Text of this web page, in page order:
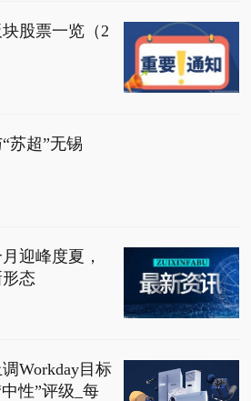
股票一览（2
苏超”无锡
迎峰度夏，
态
Workday目标
性”评级_每